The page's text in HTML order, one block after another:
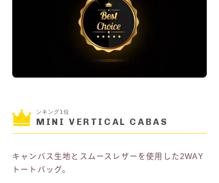
ンキング1位
MINI VERTICAL CABAS
キャンバス生地とスムースレザーを使用した2WAY
トートバッグ。